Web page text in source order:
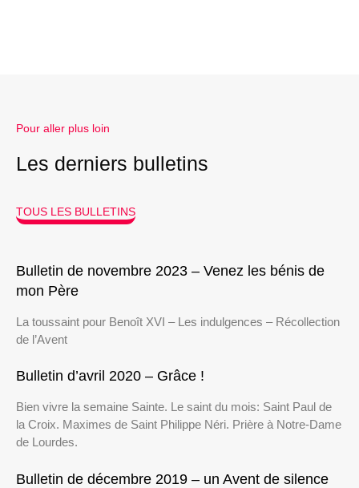
Pour aller plus loin
Les derniers bulletins
TOUS LES BULLETINS
Bulletin de novembre 2023 – Venez les bénis de
mon Père
La toussaint pour Benoît XVI – Les indulgences – Récollection
de l’Avent
Bulletin d’avril 2020 – Grâce !
Bien vivre la semaine Sainte. Le saint du mois: Saint Paul de
la Croix. Maximes de Saint Philippe Néri. Prière à Notre-Dame
de Lourdes.
Bulletin de décembre 2019 – un Avent de silence